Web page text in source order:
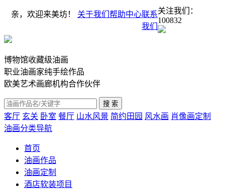
亲，欢迎来美坊！ 关于我们 帮助中心联系
我们
关注我们：
100832
博物馆收藏级油画
职业油画家纯手绘作品
欧美艺术画廊机构合作伙伴
客厅 玄关 卧室 餐厅 山水风景 简约田园 风水画 肖像画定制
油画分类导航
首页
油画作品
油画定制
酒店软装项目